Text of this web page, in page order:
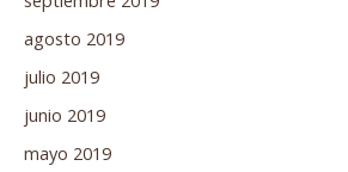
agosto 2019
julio 2019
junio 2019
mayo 2019